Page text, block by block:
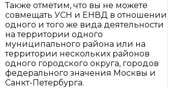
Также отметим, что вы не можете
совмещать УСН и ЕНВД в отношении
одного и того же вида деятельности
на территории одного
муниципального района или на
территории нескольких районов
одного городского округа, городов
федерального значения Москвы и
Санкт-Петербурга.